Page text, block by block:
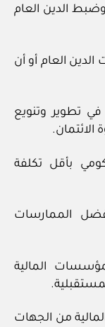
وضبط الدين العام
الدين العام أو أن
في تطوير وتنويع
الائتمان.
بأقل تكلفة
الممارسات
المالية
من الجهات